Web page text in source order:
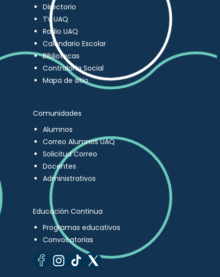
Directorio
TV UAQ
Radio UAQ
Calendario Escolar
Bibliotecas
Contraloría Social
Mapa de sitio
Comunidades
Alumnos
Correo Alumnos UAQ
Solicitud Correo
Docentes
Administrativos
Educación Continua
Programas educativos
Convocatorias